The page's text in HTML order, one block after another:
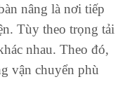
nâng là nơi tiếp
Tùy theo trọng tải
nhau. Theo đó,
vận chuyển phù